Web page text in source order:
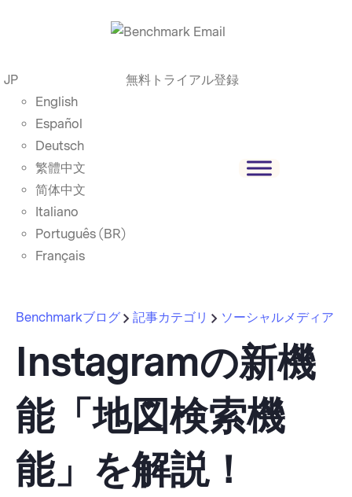
JP
English
Español
Deutsch
繁體中文
简体中文
Italiano
Português (BR)
Français
無料トライアル登録
Benchmarkブログ 記事カテゴリ ソーシャルメディア
Instagramの新機
能「地図検索機
能」を解説！